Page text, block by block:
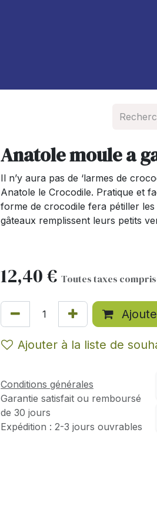
Anatole moule a
Il n’y aura pas de ‘larmes de
Anatole le Crocodile. Pratique et
forme de crocodile fera pétiller
gâteaux remplissent leurs petits
12,40€ Toutes taxes
Ajouter à la liste de
Conditions générales
Garantie satisfait ou remboursé
de 30 jours
Expédition : 2-3 jours ouvrables